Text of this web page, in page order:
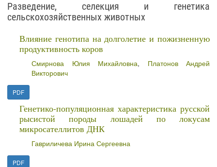
Разведение, селекция и генетика
сельскохозяйственных животных
Влияние генотипа на долголетие и пожизненную
продуктивность коров
Смирнова Юлия Михайловна, Платонов Андрей
Викторович
PDF
Генетико-популяционная характеристика русской
рысистой породы лошадей по локусам
микросателлитов ДНК
Гавриличева Ирина Сергеевна
PDF